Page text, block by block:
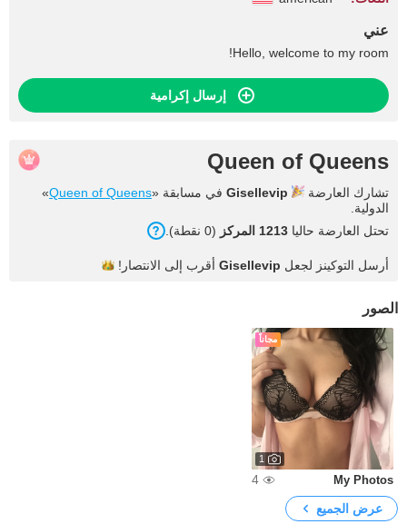
عني
Hello, welcome to my room!
إرسال إكرامية
Queen of Queens
تشارك العارضة Gisellevip في مسابقة «Queen of Queens
»
الدولية.
تحتل العارضة حاليا 1213 المركز (0 نقطة).
أرسل التوكينز لجعل Gisellevip أقرب إلى الانتصار!
الصور
مجاناً
1
My Photos
4
عرض الجميع